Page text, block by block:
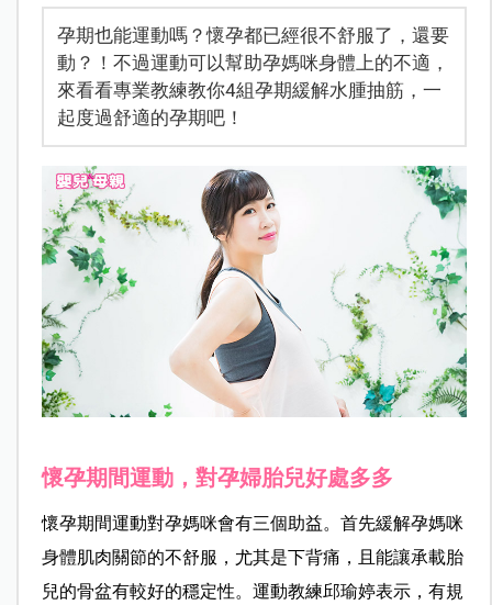
孕期也能運動嗎？懷孕都已經很不舒服了，還要
動？！不過運動可以幫助孕媽咪身體上的不適，
來看看專業教練教你4組孕期緩解水腫抽筋，一
起度過舒適的孕期吧！
懷孕期間運動，對孕婦胎兒好處多多
懷孕期間運動對孕媽咪會有三個助益。首先緩解孕媽咪
身體肌肉關節的不舒服，尤其是下背痛，且能讓承載胎
兒的骨盆有較好的穩定性。運動教練邱瑜婷表示，有規